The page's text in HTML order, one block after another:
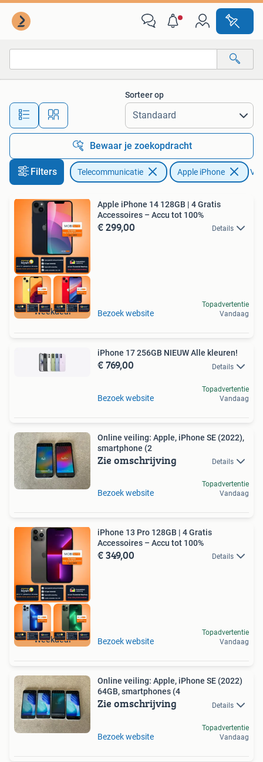
Alle afstanden…
Sorteer op
Bewaar je zoekopdracht
Filters Telecommunicatie Apple iPhone
Weekdeal
Apple iPhone 14 128GB | 4 Gratis
Accessoires – Accu tot 100%
€ 299,00 Details
Bezoek website
Topadvertentie
Vandaag
iPhone 17 256GB NIEUW Alle kleuren!
€ 769,00 Details
Bezoek website
Topadvertentie
Vandaag
Online veiling: Apple, iPhone SE (2022),
smartphone (2
Zie omschrijving Details
Bezoek website
Topadvertentie
Vandaag
Weekdeal
iPhone 13 Pro 128GB | 4 Gratis
Accessoires – Accu tot 100%
€ 349,00 Details
Bezoek website
Topadvertentie
Vandaag
Online veiling: Apple, iPhone SE (2022)
64GB, smartphones (4
Zie omschrijving Details
Bezoek website
Topadvertentie
Vandaag